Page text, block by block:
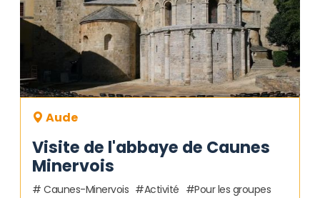
Visite de l'abbaye de Caunes
Minervois
Aude
Caunes-Minervois Activité
Pour les groupes